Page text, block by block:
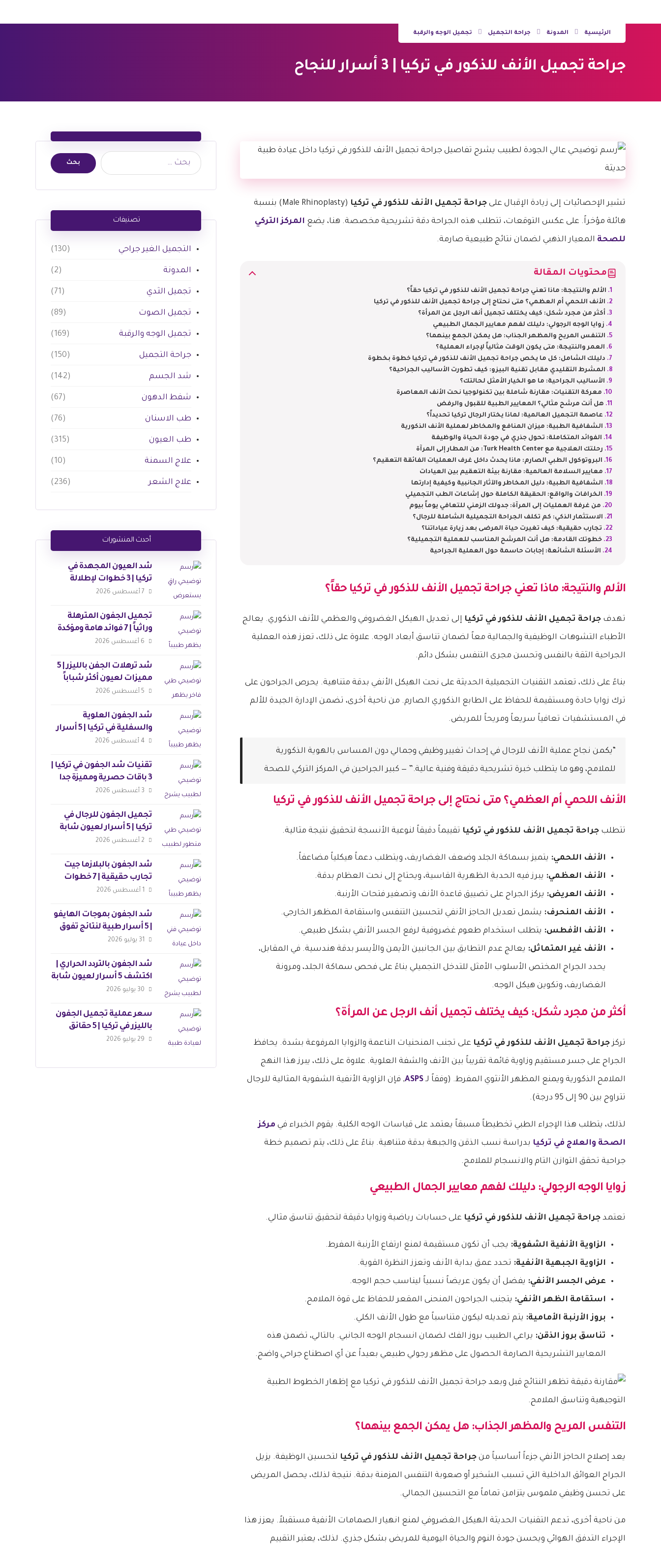
الرئيسية المدونة جراحة التجميل تجميل الوجه والرقبة
جراحة تجميل الأنف للذكور في تركيا | 3 أسرار للنجاح
تشير الإحصائيات إلى زيادة الإقبال على جراحة تجميل الأنف للذكور في تركيا (Male Rhinoplasty) بنسبة
هائلة مؤخراً. على عكس التوقعات، تتطلب هذه الجراحة دقة تشريحية مخصصة. هنا، يضع المركز التركي
للصحة المعيار الذهبي لضمان نتائج طبيعية صارمة.
محتويات المقالة
الألم والنتيجة: ماذا تعني جراحة تجميل الأنف للذكور في تركيا حقاً؟
الأنف اللحمي أم العظمي؟ متى نحتاج إلى جراحة تجميل الأنف للذكور في تركيا
أكثر من مجرد شكل: كيف يختلف تجميل أنف الرجل عن المرأة؟
زوايا الوجه الرجولي: دليلك لفهم معايير الجمال الطبيعي
التنفس المريح والمظهر الجذاب: هل يمكن الجمع بينهما؟
العمر والنتيجة: متى يكون الوقت مثالياً لإجراء العملية؟
دليلك الشامل: كل ما يخص جراحة تجميل الأنف للذكور في تركيا خطوة بخطوة
المشرط التقليدي مقابل تقنية البيزو: كيف تطورت الأساليب الجراحية؟
الأساليب الجراحية: ما هو الخيار الأمثل لحالتك؟
معركة التقنيات: مقارنة شاملة بين تكنولوجيا نحت الأنف المعاصرة
هل أنت مرشح مثالي؟ المعايير الطبية للقبول والرفض
عاصمة التجميل العالمية: لماذا يختار الرجال تركيا تحديداً؟
الشفافية الطبية: ميزان المنافع والمخاطر لعملية الأنف الذكورية
الفوائد المتكاملة: تحول جذري في جودة الحياة والوظيفة
رحلتك العلاجية مع Turk Health Center: من المطار إلى المرآة
البروتوكول الطبي الصارم: ماذا يحدث داخل غرف العمليات الفائقة التعقيم؟
معايير السلامة العالمية: مقارنة بيئة التعقيم بين العيادات
الشفافية الطبية: دليل المخاطر والآثار الجانبية وكيفية إدارتها
الخرافات والواقع: الحقيقة الكاملة حول إشاعات الطب التجميلي
من غرفة العمليات إلى المرآة: جدولك الزمني للتعافي يوماً بيوم
الاستثمار الذكي: كم تكلف الجراحة التجميلية الشاملة للرجال؟
تجارب حقيقية: كيف تغيرت حياة المرضى بعد زيارة عياداتنا؟
خطوتك القادمة: هل أنت المرشح المناسب للعملية التجميلية؟
الأسئلة الشائعة: إجابات حاسمة حول العملية الجراحية
الألم والنتيجة: ماذا تعني جراحة تجميل الأنف للذكور في تركيا حقاً؟
تهدف جراحة تجميل الأنف للذكور في تركيا إلى تعديل الهيكل الغضروفي والعظمي للأنف الذكوري. يعالج
الأطباء التشوهات الوظيفية والجمالية معاً لضمان تناسق أبعاد الوجه. علاوة على ذلك، تعزز هذه العملية
الجراحية الثقة بالنفس وتحسن مجرى التنفس بشكل دائم.
بناءً على ذلك، تعتمد التقنيات التجميلية الحديثة على نحت الهيكل الأنفي بدقة متناهية. يحرص الجراحون على
ترك زوايا حادة ومستقيمة للحفاظ على الطابع الذكوري الصارم. من ناحية أخرى، تضمن الإدارة الجيدة للألم
في المستشفيات تعافياً سريعاً ومريحاً للمريض.
“يكمن نجاح عملية الأنف للرجال في إحداث تغيير وظيفي وجمالي دون المساس بالهوية الذكورية
للملامح، وهو ما يتطلب خبرة تشريحية دقيقة وفنية عالية.” — كبير الجراحين في المركز التركي للصحة
الأنف اللحمي أم العظمي؟ متى نحتاج إلى جراحة تجميل الأنف للذكور في تركيا
تتطلب جراحة تجميل الأنف للذكور في تركيا تقييماً دقيقاً لنوعية الأنسجة لتحقيق نتيجة مثالية.
الأنف اللحمي: يتميز بسماكة الجلد وضعف الغضاريف، ويتطلب دعماً هيكلياً مضاعفاً.
الأنف العظمي: يبرز فيه الحدبة الظهرية القاسية، ويحتاج إلى نحت العظام بدقة.
الأنف العريض: يركز الجراح على تضييق قاعدة الأنف وتصغير فتحات الأرنبة.
الأنف المنحرف: يشمل تعديل الحاجز الأنفي لتحسين التنفس واستقامة المظهر الخارجي.
الأنف الأفطس: يتطلب استخدام طعوم غضروفية لرفع الجسر الأنفي بشكل طبيعي.
الأنف غير المتماثل: يعالج عدم التطابق بين الجانبين الأيمن والأيسر بدقة هندسية. في المقابل،
يحدد الجراح المختص الأسلوب الأمثل للتدخل التجميلي بناءً على فحص سماكة الجلد، ومرونة
الغضاريف، وتكوين هيكل الوجه.
أكثر من مجرد شكل: كيف يختلف تجميل أنف الرجل عن المرأة؟
تركزجراحة تجميل الأنف للذكور في تركيا على تجنب المنحنيات الناعمة والزوايا المرفوعة بشدة. يحافظ
الجراح على جسر مستقيم وزاوية قائمة تقريباً بين الأنف والشفة العلوية. علاوة على ذلك، يبرز هذا النهج
الملامح الذكورية ويمنع المظهر الأنثوي المفرط. (وفقاً لـ ASPS, فإن الزاوية الأنفية الشفوية المثالية للرجال
تتراوح بين 90 إلى 95 درجة).
لذلك، يتطلب هذا الإجراء الطبي تخطيطاً مسبقاً يعتمد على قياسات الوجه الكلية. يقوم الخبراء في مركز
الصحة والعلاج في تركيا بدراسة نسب الذقن والجبهة بدقة متناهية. بناءً على ذلك، يتم تصميم خطة
جراحية تحقق التوازن التام والانسجام للملامح.
زوايا الوجه الرجولي: دليلك لفهم معايير الجمال الطبيعي
تعتمد جراحة تجميل الأنف للذكور في تركيا على حسابات رياضية وزوايا دقيقة لتحقيق تناسق مثالي.
الزاوية الأنفية الشفوية: يجب أن تكون مستقيمة لمنع ارتفاع الأرنبة المفرط.
الزاوية الجبهية الأنفية: تحدد عمق بداية الأنف وتعزز النظرة القوية.
عرض الجسر الأنفي: يفضل أن يكون عريضاً نسبياً ليناسب حجم الوجه.
استقامة الظهر الأنفي: يتجنب الجراحون المنحنى المقعر للحفاظ على قوة الملامح.
بروز الأرنبة الأمامية: يتم تعديله ليكون متناسباً مع طول الأنف الكلي.
تناسق بروز الذقن: يراعي الطبيب بروز الفك لضمان انسجام الوجه الجانبي. بالتالي، تضمن هذه
المعايير التشريحية الصارمة الحصول على مظهر رجولي طبيعي بعيداً عن أي اصطناع جراحي واضح.
التنفس المريح والمظهر الجذاب: هل يمكن الجمع بينهما؟
يعد إصلاح الحاجز الأنفي جزءاً أساسياً من جراحة تجميل الأنف للذكور في تركيا لتحسين الوظيفة. يزيل
الجراح العوائق الداخلية التي تسبب الشخير أو صعوبة التنفس المزمنة بدقة. نتيجة لذلك، يحصل المريض
على تحسن وظيفي ملموس يتزامن تماماً مع التحسين الجمالي.
من ناحية أخرى، تدعم التقنيات الحديثة الهيكل الغضروفي لمنع انهيار الصمامات الأنفية مستقبلاً. يعزز هذا
الإجراء التدفق الهوائي ويحسن جودة النوم والحياة اليومية للمريض بشكل جذري. لذلك، يعتبر التقييم
تصنيفات
التجميل الغير جراحي (130)
المدونة (2)
تجميل الثدي (71)
تجميل الصوت (89)
تجميل الوجه والرقبة (169)
جراحة التجميل (150)
شد الجسم (142)
شفط الدهون (67)
طب الاسنان (76)
طب العيون (315)
علاج السمنة (10)
علاج الشعر (236)
أحدث المنشورات
شد العيون المجهدة في
تركيا | 3 خطوات لإطلالة
ساحرة
7 أغسطس 2026
تجميل الجفون المترهلة
وراثياً | 7 فوائد هامة ومؤكدة
6 أغسطس 2026
شد ترهلات الجفن بالليزر | 5
مميزات لعيون أكثر شباباً
5 أغسطس 2026
شد الجفون العلوية
والسفلية في تركيا | 5 أسرار
لنتائج مثالية
4 أغسطس 2026
تقنيات شد الجفون في تركيا |
3 باقات حصرية ومميزة جدا
3 أغسطس 2026
تجميل الجفون للرجال في
تركيا | 5 أسرار لعيون شابة
وجذابة
2 أغسطس 2026
شد الجفون بالبلازما جيت
تجارب حقيقية | 7 خطوات
للجمال
1 أغسطس 2026
شد الجفون بموجات الهايفو
| 5 أسرار طبية لنتائج تفوق
التوقعات
31 يوليو 2026
شد الجفون بالتردد الحراري |
اكتشف 5 أسرار لعيون شابة
30 يوليو 2026
سعر عملية تجميل الجفون
بالليزر في تركيا | 5 حقائق
مذهلة
29 يوليو 2026